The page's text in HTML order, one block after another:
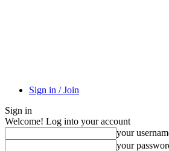
Sign in / Join
Sign in
Welcome! Log into your account
your
your